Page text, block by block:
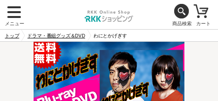
メニュー 商品検索 カート
トップ ドラマ・番組グッズ＆DVD わにとかげぎす